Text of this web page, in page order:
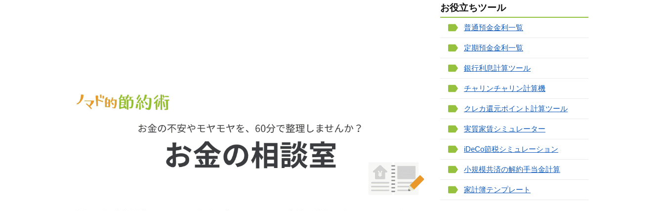
お役立ちツール
普通預金金利一覧
定期預金金利一覧
銀行利息計算ツール
チャリンチャリン計算機
クレカ還元ポイント計算ツール
実質家賃シミュレーター
iDeCo節税シミュレーション
小規模共済の解約手当金計算
家計簿テンプレート